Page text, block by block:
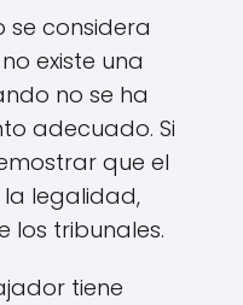
se considera
existe una
no se ha
adecuado. Si
que el
legalidad,
los tribunales.
tiene